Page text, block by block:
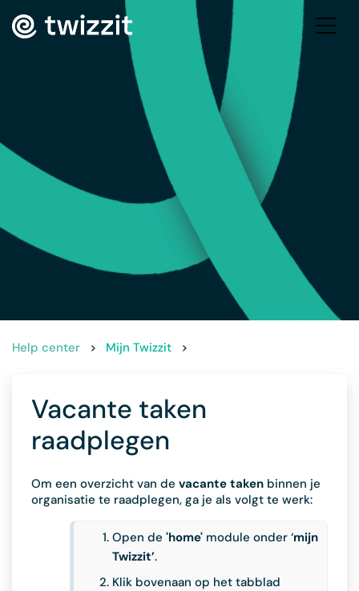
Help center > Mijn Twizzit >
Vacante taken
raadplegen
Om een overzicht van de vacante taken binnen je
organisatie te raadplegen, ga je als volgt te werk:
Open de 'home' module onder ‘mijn
Twizzit’.
Klik bovenaan op het tabblad